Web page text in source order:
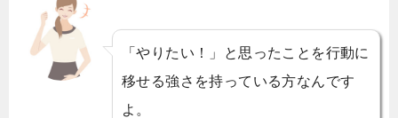
「やりたい！」と思ったことを行動に
移せる強さを持っている方なんです
よ。